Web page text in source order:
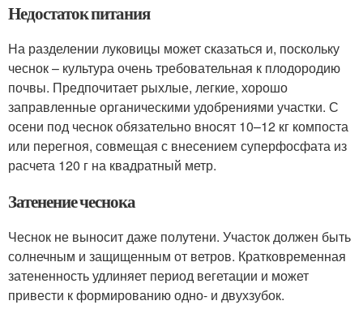
Недостаток питания
На разделении луковицы может сказаться и, поскольку
чеснок – культура очень требовательная к плодородию
почвы. Предпочитает рыхлые, легкие, хорошо
заправленные органическими удобрениями участки. С
осени под чеснок обязательно вносят 10–12 кг компоста
или перегноя, совмещая с внесением суперфосфата из
расчета 120 г на квадратный метр.
Затенение чеснока
Чеснок не выносит даже полутени. Участок должен быть
солнечным и защищенным от ветров. Кратковременная
затененность удлиняет период вегетации и может
привести к формированию одно- и двухзубок.